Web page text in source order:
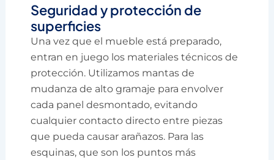
Seguridad y protección de
superficies
Una vez que el mueble está preparado,
entran en juego los materiales técnicos de
protección. Utilizamos mantas de
mudanza de alto gramaje para envolver
cada panel desmontado, evitando
cualquier contacto directo entre piezas
que pueda causar arañazos. Para las
esquinas, que son los puntos más